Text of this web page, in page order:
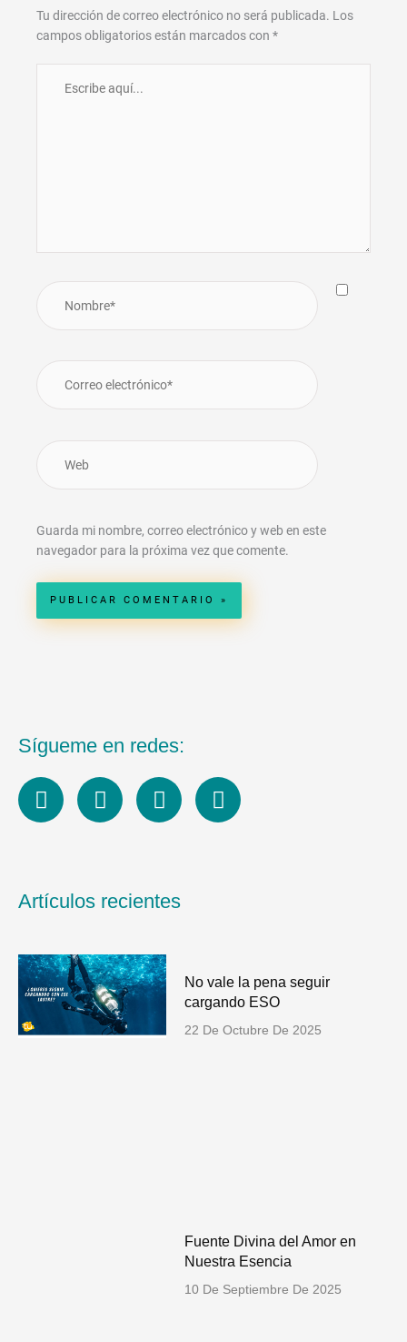
Tu dirección de correo electrónico no será publicada. Los
campos obligatorios están marcados con *
aquí...
Nombre*
Correo
electrónico*
Web
Guarda mi nombre, correo electrónico y web en este
navegador para la próxima vez que comente.
Sígueme en redes:
L
i
d
I
n
g
m
F
a
o
Y
o
Artículos recientes
No vale la pena seguir
cargando ESO
22 De Octubre De 2025
Fuente Divina del Amor en
Nuestra Esencia
10 De Septiembre De 2025